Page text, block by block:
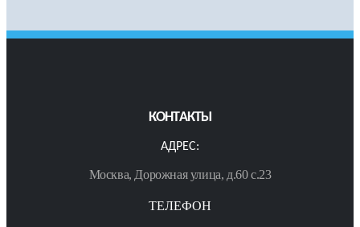
КОНТАКТЫ
АДРЕС:
Москва, Дорожная улица, д.60 с.23
ТЕЛЕФОН